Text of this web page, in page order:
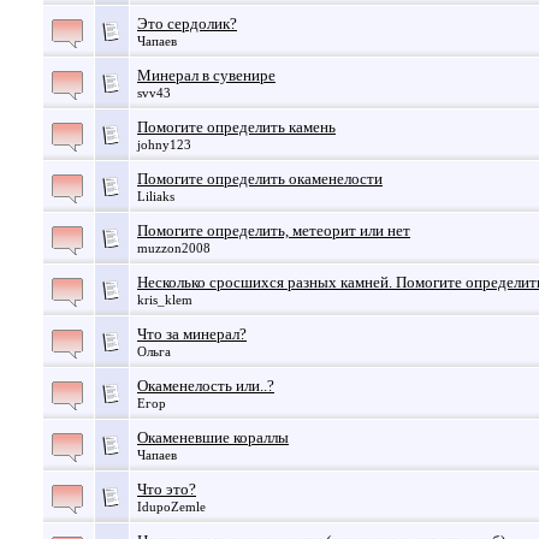
Это сердолик?
Чапаев
Минерал в сувенире
svv43
Помогите определить камень
johny123
Помогите определить окаменелости
Liliaks
Помогите определить, метеорит или нет
muzzon2008
Несколько сросшихся разных камней. Помогите
kris_klem
Что за минерал?
Ольга
Окаменелость или..?
Егор
Окаменевшие кораллы
Чапаев
Что это?
IdupoZemle